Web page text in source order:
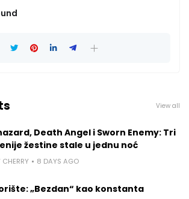
View all
Death Angel i Sworn Enemy: Tri
žestine stale u jednu noć
CHERRY 8 DAYS AGO
„Bezdan“ kao konstanta